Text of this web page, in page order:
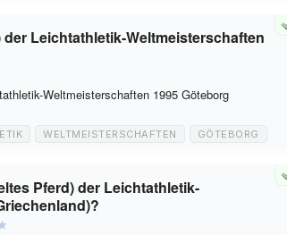
Leichtathletik-Weltmeisterschaften
Weltmeisterschaften 1995 Göteborg
WELTMEISTERSCHAFTEN GÖTEBORG
Pferd) der Leichtathletik-